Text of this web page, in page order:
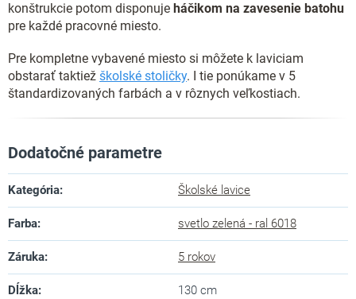
konštrukcie potom disponuje háčikom na zavesenie batohu
pre každé pracovné miesto.
Pre kompletne vybavené miesto si môžete k laviciam
obstarať taktiež školské stoličky. I tie ponúkame v 5
štandardizovaných farbách a v rôznych veľkostiach.
Dodatočné parametre
Kategória: Školské lavice
Farba: svetlo zelená - ral 6018
Záruka: 5 rokov
Dĺžka: 130 cm